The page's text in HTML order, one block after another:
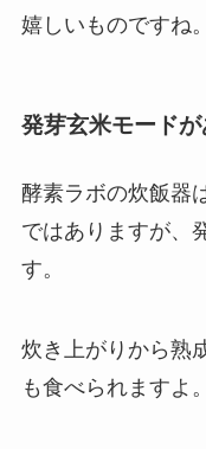
嬉しいものですね。
発芽玄米モードが
酵素ラボの炊飯器
ではありますが、
す。
炊き上がりから熟
も食べられますよ。